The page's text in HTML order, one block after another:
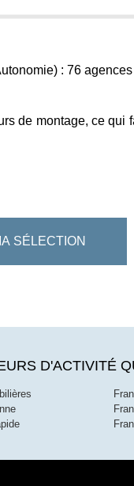
: 76
de montage, ce qui
SÉLECTION
D'ACTIVITÉ